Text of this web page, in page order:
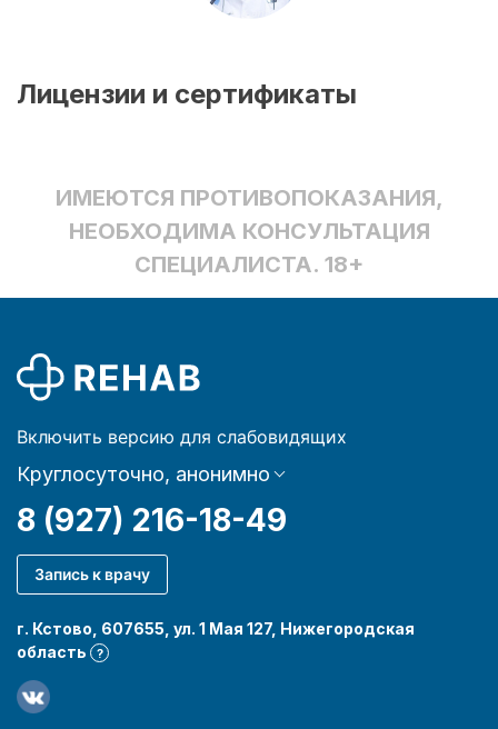
Лицензии и сертификаты
ИМЕЮТСЯ ПРОТИВОПОКАЗАНИЯ,
НЕОБХОДИМА КОНСУЛЬТАЦИЯ
СПЕЦИАЛИСТА. 18+
Включить версию для слабовидящих
Круглосуточно, анонимно
8 (927) 216-18-49
Запись к врачу
г. Кстово, 607655, ул. 1 Мая 127, Нижегородская
область
?